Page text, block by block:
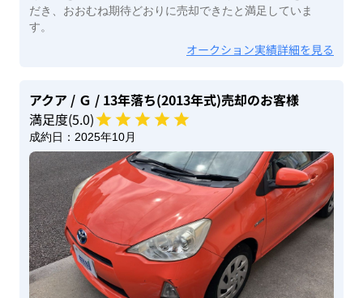
だき、おおむね期待どおりに売却できたと満足していま
す。
オークション実績詳細を見る
アクア / Ｇ / 13年落ち(2013年式)売却のお客様
満足度(5.0)
成約日： 2025年10月